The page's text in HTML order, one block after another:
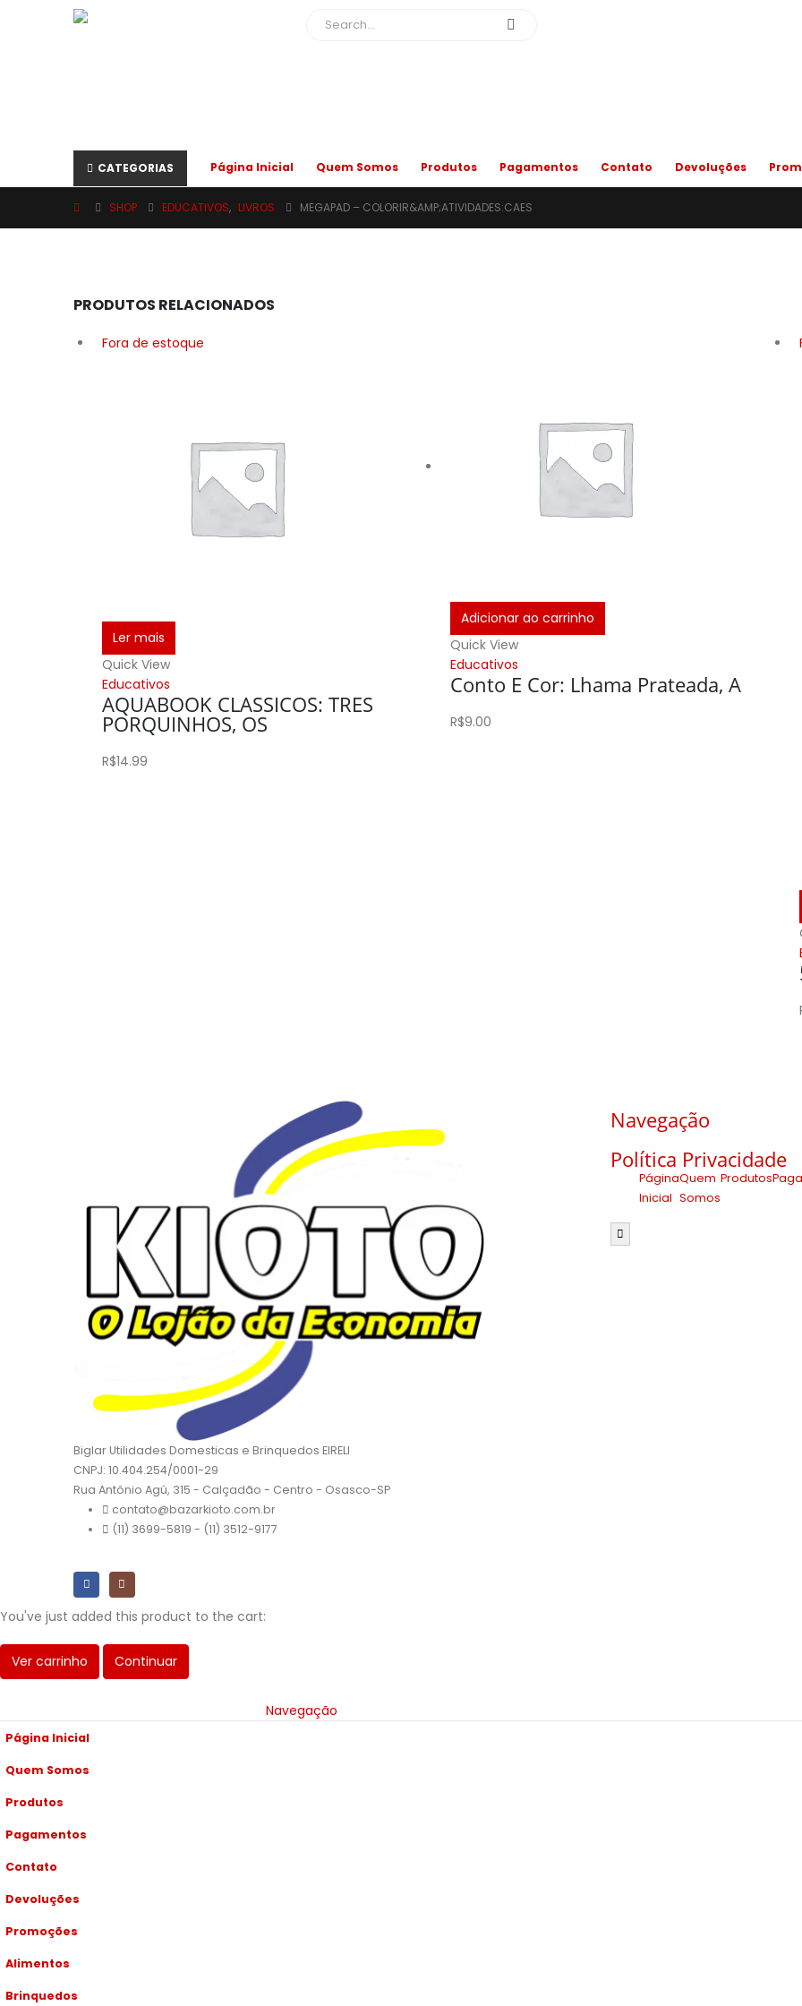
CATEGORIAS Página Inicial Quem Somos Produtos Pagamentos Contato Devoluções
SHOP EDUCATIVOS, LIVROS MEGAPAD – COLORIR&AMP;ATIVIDADES:CAES
PRODUTOS RELACIONADOS
Fora de estoque
Ler mais
Quick View
Educativos
AQUABOOK CLASSICOS: TRES
PORQUINHOS, OS
R$14.99
Adicionar ao carrinho
Quick View
Educativos
Conto E Cor: Lhama Prateada, A
R$9.00
Biglar Utilidades Domesticas e Brinquedos EIRELI
CNPJ: 10.404.254/0001-29
Rua Antônio Agú, 315 - Calçadão - Centro - Osasco-SP
contato@bazarkioto.com.br
(11) 3699-5819 - (11) 3512-9177
Navegação
Política Privacidade
Página
Inicial
Quem
Somos
Produtos
Menu de alternância de
You've just added this product to the cart:
Ver carrinho Continuar
Navegação
Página Inicial
Quem Somos
Produtos
Pagamentos
Contato
Devoluções
Promoções
Alimentos
Brinquedos